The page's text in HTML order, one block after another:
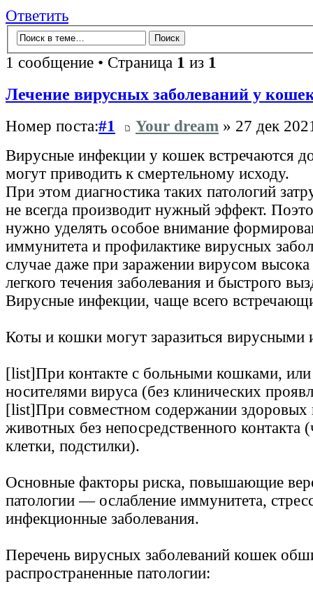
Ответить
1 сообщение • Страница 1 из 1
Лечение вирусных заболеваний у
Номер поста:#1 Your dream » 27 дек
Вирусные инфекции у кошек встречаются
могут приводить к смертельному исходу.
При этом диагностика таких патологий
не всегда производит нужный эффект.
нужно уделять особое внимание
иммунитета и профилактике вирусных
случае даже при заражении вирусом высока
легкого течения заболевания и быстрого
Вирусные инфекции, чаще всего
Коты и кошки могут заразиться вирусными
[list]При контакте с больными кошками,
носителями вируса (без клинических
[list]При совместном содержании здоровых
животных без непосредственного контакта
клетки, подстилки).
Основные факторы риска, повышающие
патологии — ослабление иммунитета,
инфекционные заболевания.
Перечень вирусных заболеваний кошек
распространенные патологии: